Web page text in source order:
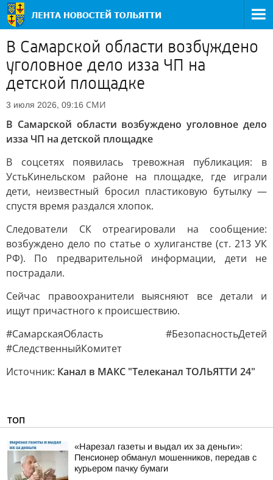
В Самарской области возбуждено
уголовное дело изза ЧП на
детской площадке
3 июля 2026, 09:16 СМИ
В Самарской области возбуждено уголовное дело
изза ЧП на детской площадке
В соцсетях появилась тревожная публикация: в
УстьКинельском районе на площадке, где играли
дети, неизвестный бросил пластиковую бутылку —
спустя время раздался хлопок.
Следователи СК отреагировали на сообщение:
возбуждено дело по статье о хулиганстве (ст. 213 УК
РФ). По предварительной информации, дети не
пострадали.
Сейчас правоохранители выясняют все детали и
ищут причастного к происшествию.
#СамарскаяОбласть #БезопасностьДетей
#СледственныйКомитет
Источник: Канал в МАКС "Телеканал ТОЛЬЯТТИ 24"
ТОП
«Нарезал газеты и выдал их за деньги»:
Пенсионер обманул мошенников, передав с
курьером пачку бумаги